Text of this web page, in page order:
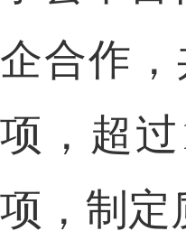
企合作
项，超
项，制定